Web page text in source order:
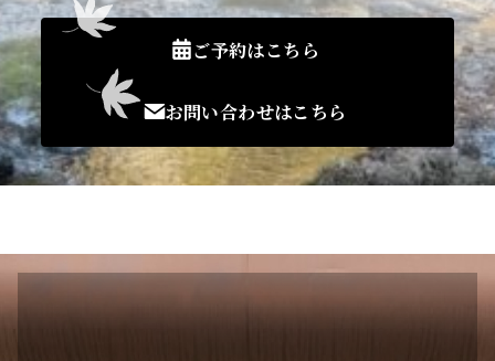
ご予約はこちら
お問い合わせはこちら